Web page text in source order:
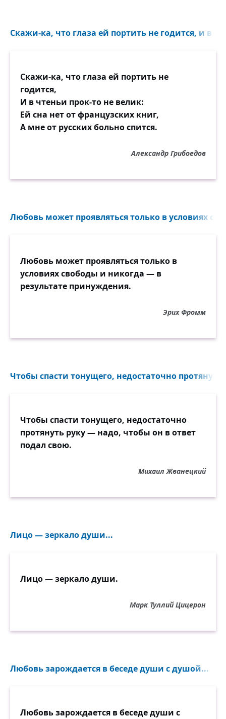
Скажи-ка, что глаза ей портить не годится, и в
Скажи-ка, что глаза ей портить не
годится,
И в чтеньи прок-то не велик:
Ей сна нет от французских книг,
А мне от русских больно спится.
Александр Грибоедов
Любовь может проявляться только в условиях
Любовь может проявляться только в
условиях свободы и никогда — в
результате принуждения.
Эрих Фромм
Чтобы спасти тонущего, недостаточно
Чтобы спасти тонущего, недостаточно
протянуть руку — надо, чтобы он в ответ
подал свою.
Михаил Жванецкий
Лицо — зеркало души...
Лицо — зеркало души.
Марк Туллий Цицерон
Любовь зарождается в беседе души с душой...
Любовь зарождается в беседе души с